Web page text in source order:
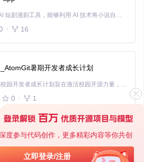
度参与代码创作，更多精彩内容等你共创
立即登录/注册
，建议先完整播放一遍再进行下载，确
量下载
在"插件"选项卡中启用"QQ音乐支持"
版并登录账号
打开歌单页面
中切换到"音频"标签页
资源，点击"批量下载"
号权限获取最高品质音频，并按"歌手-专辑-
文件。支持同时下载多个歌单，进度实时
量导出
Toonflow 是一款 AI 短剧漫剧工具，能够利用 AI 技术将小说自动转化为剧本，并结合 AI 生成的图片和视频，实现高效的短剧创作。借助 Toonflow，可以轻松完成从文字到影像的全流程，让短剧制作变得更加智能与便捷。
16
暑期开发者成长计划
「源启盛夏」暑期校园开发者成长计划旨在激活校园开源力量，通过积分激励、认证扶持、资源倾斜等形式，引导高校组织和开发者完成「入驻 — 建项目 — 做贡献 — 获认证 — 得资源」的完整闭环。无论你是想带领社团入驻平台的组织者，还是希望用代码贡献证明自己的开发者，都能在这里找到属于你的成长路径。
0 1
免费、本地、开源的 24/7 全天候 Cowork 应用，以及适用于 Gemini CLI、Claude Code、Codex、OpenCode、Qwen Code、Goose CLI、Auggie 等的 OpenClaw | 🌟 喜欢就点star吧